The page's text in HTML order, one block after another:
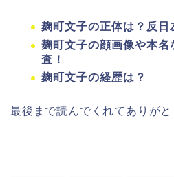
麹町文子の正体は？反日
麹町文子の顔画像や本名
査！
麹町文子の経歴は？
最後まで読んでくれてありがと